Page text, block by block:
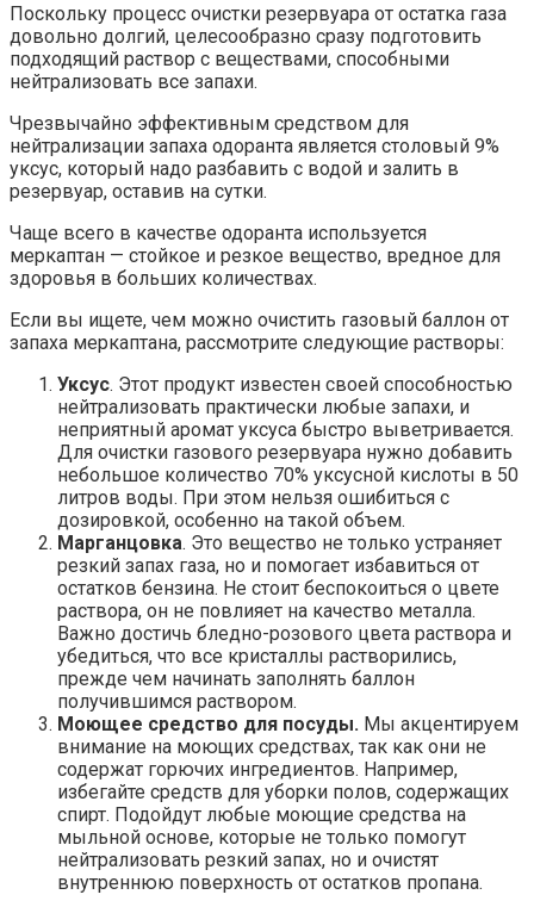
Поскольку процесс очистки резервуара от остатка газа
довольно долгий, целесообразно сразу подготовить
подходящий раствор с веществами, способными
нейтрализовать все запахи.
Чрезвычайно эффективным средством для
нейтрализации запаха одоранта является столовый 9%
уксус, который надо разбавить с водой и залить в
резервуар, оставив на сутки.
Чаще всего в качестве одоранта используется
меркаптан — стойкое и резкое вещество, вредное для
здоровья в больших количествах.
Если вы ищете, чем можно очистить газовый баллон от
запаха меркаптана, рассмотрите следующие растворы:
Уксус. Этот продукт известен своей способностью
нейтрализовать практически любые запахи, и
неприятный аромат уксуса быстро выветривается.
Для очистки газового резервуара нужно добавить
небольшое количество 70% уксусной кислоты в 50
литров воды. При этом нельзя ошибиться с
дозировкой, особенно на такой объем.
Марганцовка. Это вещество не только устраняет
резкий запах газа, но и помогает избавиться от
остатков бензина. Не стоит беспокоиться о цвете
раствора, он не повлияет на качество металла.
Важно достичь бледно-розового цвета раствора и
убедиться, что все кристаллы растворились,
прежде чем начинать заполнять баллон
получившимся раствором.
Моющее средство для посуды. Мы акцентируем
внимание на моющих средствах, так как они не
содержат горючих ингредиентов. Например,
избегайте средств для уборки полов, содержащих
спирт. Подойдут любые моющие средства на
мыльной основе, которые не только помогут
нейтрализовать резкий запах, но и очистят
внутреннюю поверхность от остатков пропана.